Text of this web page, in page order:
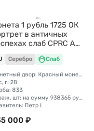
1 рубль 1725 ОК
в античных
слаб CPRC AU
Серебро Слаб
Монетный двор: Красный монетный двор (Москва)
г: 28
833
Тираж, шт: на сумму 938365 рубля (рубль + полтина)
Петр I
000 ₽